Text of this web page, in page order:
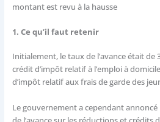
montant est revu à la hausse
1. Ce qu’il faut retenir
Initialement, le taux de l’avance était de
crédit d’impôt relatif à l’emploi à
d’impôt relatif aux frais de garde des
Le gouvernement a cependant